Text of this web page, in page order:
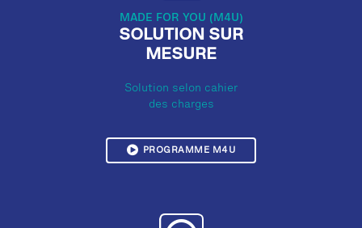
MADE FOR YOU (M4U)
SOLUTION SUR
MESURE
Solution selon cahier
des charges
PROGRAMME M4U